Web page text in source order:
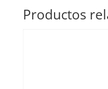
Productos